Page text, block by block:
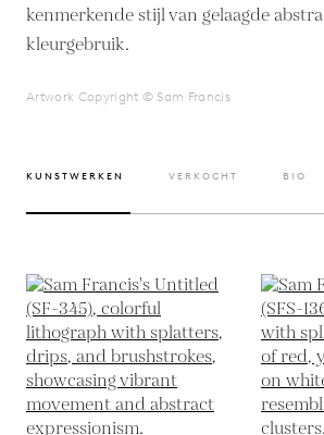
kenmerkende stijl van gelaagde
kleurgebruik.
Artwork Copyright © Sam Francis
KUNSTWERKEN VERKOCHT BIO